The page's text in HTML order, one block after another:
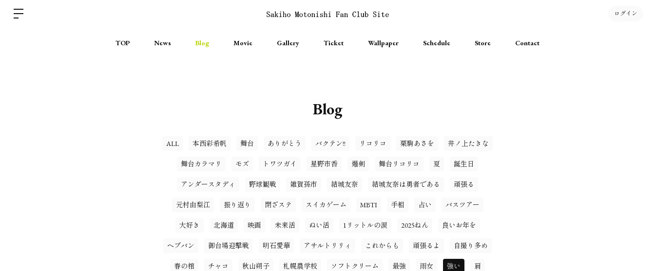
ログイン
TOP News Blog Movie Gallery Ticket Wallpaper Schedule Store Contact
Blog
ALL 本西彩希帆 舞台 ありがとう バクテン!! リコリコ 栗駒あさを 井ノ上たきな
舞台カラマリ モズ トワツガイ 星野市香 爆剣 舞台リコリコ 夏 誕生日
アンダースタディ 野球観戦 雑賀孫市 結城友奈 結城友奈は勇者である 頑張る
元村由梨江 振り返り 閉ざステ スイカゲーム MBTI 手相 占い バスツアー
大好き 北海道 映画 未来活 ぬい活 1リットルの涙 2025ねん 良いお年を
ヘブバン 御台場迎撃戦 明石愛華 アサルトリリィ これからも 頑張るよ 自撮り多め
春の棺 チャコ 秋山朔子 札幌農学校 ソフトクリーム 最強 雨女 強い 肩